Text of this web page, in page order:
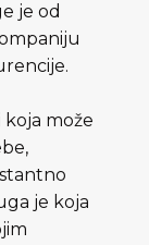
je od
može
je koja